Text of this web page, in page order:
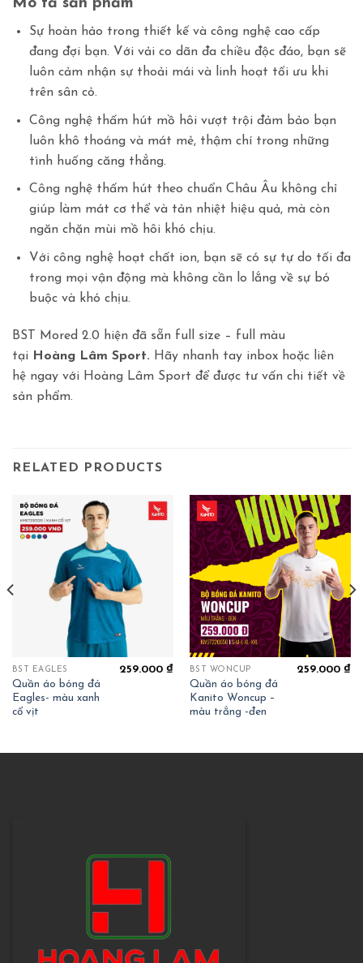
Mô tả sản phẩm
Sự hoàn hảo trong thiết kế và công nghệ cao cấp
đang đợi bạn. Với vải co dãn đa chiều độc đáo, bạn sẽ
luôn cảm nhận sự thoải mái và linh hoạt tối ưu khi
trên sân cỏ.
Công nghệ thấm hút mồ hôi vượt trội đảm bảo bạn
luôn khô thoáng và mát mẻ, thậm chí trong những
tình huống căng thẳng.
Công nghệ thấm hút theo chuẩn Châu Âu không chỉ
giúp làm mát cơ thể và tản nhiệt hiệu quả, mà còn
ngăn chặn mùi mồ hôi khó chịu.
Với công nghệ hoạt chất ion, bạn sẽ có sự tự do tối đa
trong mọi vận động mà không cần lo lắng về sự bó
buộc và khó chịu.
BST Mored 2.0 hiện đã sẵn full size – full màu
tại Hoàng Lâm Sport. Hãy nhanh tay inbox hoặc liên
hệ ngay với Hoàng Lâm Sport để được tư vấn chi tiết về
sản phẩm.
RELATED PRODUCTS
BST EAGLES
Quần áo bóng đá
Eagles- màu xanh
cổ vịt
259.000₫ BST WONCUP
Quần áo bóng đá
Kanito Woncup –
màu trắng -đen
259.000₫